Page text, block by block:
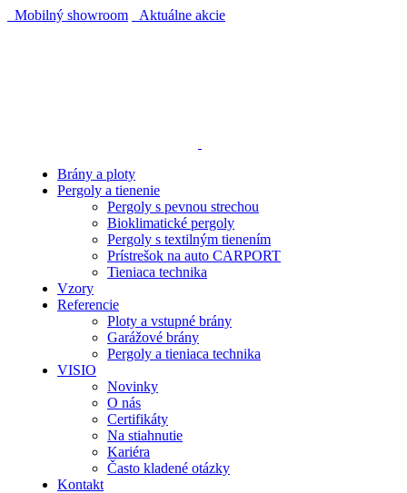
Mobilný showroom
Aktuálne akcie
Brány a ploty
Pergoly a tienenie
Pergoly s pevnou strechou
Bioklimatické pergoly
Pergoly s textilným tienením
Prístrešok na auto CARPORT
Tieniaca technika
Vzory
Referencie
Ploty a vstupné brány
Garážové brány
Pergoly a tieniaca technika
VISIO
Novinky
O nás
Certifikáty
Na stiahnutie
Kariéra
Často kladené otázky
Kontakt